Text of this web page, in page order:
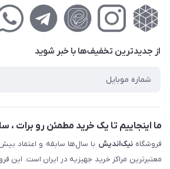
کوچه گلریز 4 غربی ، پلاک 13
لیست محصولات
راهنمای‌خرید‌آنلاین
حریم خصوصی
فروش‌اقساطی
از جدید‌ترین تخفیف‌ها با‌ خبر شوید
ما اینجاییم تا یک خرید مطمئن رو برات ،
فروشگاهنیک‌اندیش
معتبرترین مراکز خرید جهیزیه در ایران است. این